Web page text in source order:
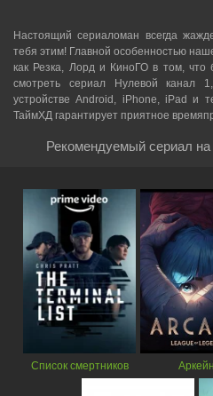
Настоящий сериаломан всегда
тебя этим! Главной особенностью
как Резка, Лорд и КиноГО в том, что
смотреть cериал Нулевой канал
устройстве Android, iPhone, iPad и
ТаймХД гарантирует приятное
Рекомендуемый сериал
Список смертников Аркейн